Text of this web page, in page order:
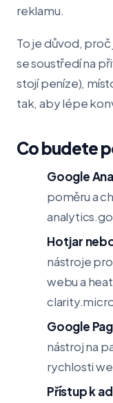
reklamu.
To je důvod,
se soustředí na
stojí peníze),
tak, aby lépe
Co budete
Google
poměru a
Hotjar
nástroje
webu a
Google
nástroj na
rychlosti
Přístup k